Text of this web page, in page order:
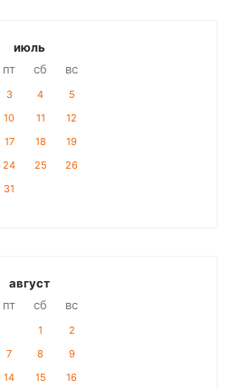
июль
пт сб вс
3 4
5
10 11
12
17 18
19
24 25
26
31
август
пт сб вс
1
2
7 8
9
14 15
16